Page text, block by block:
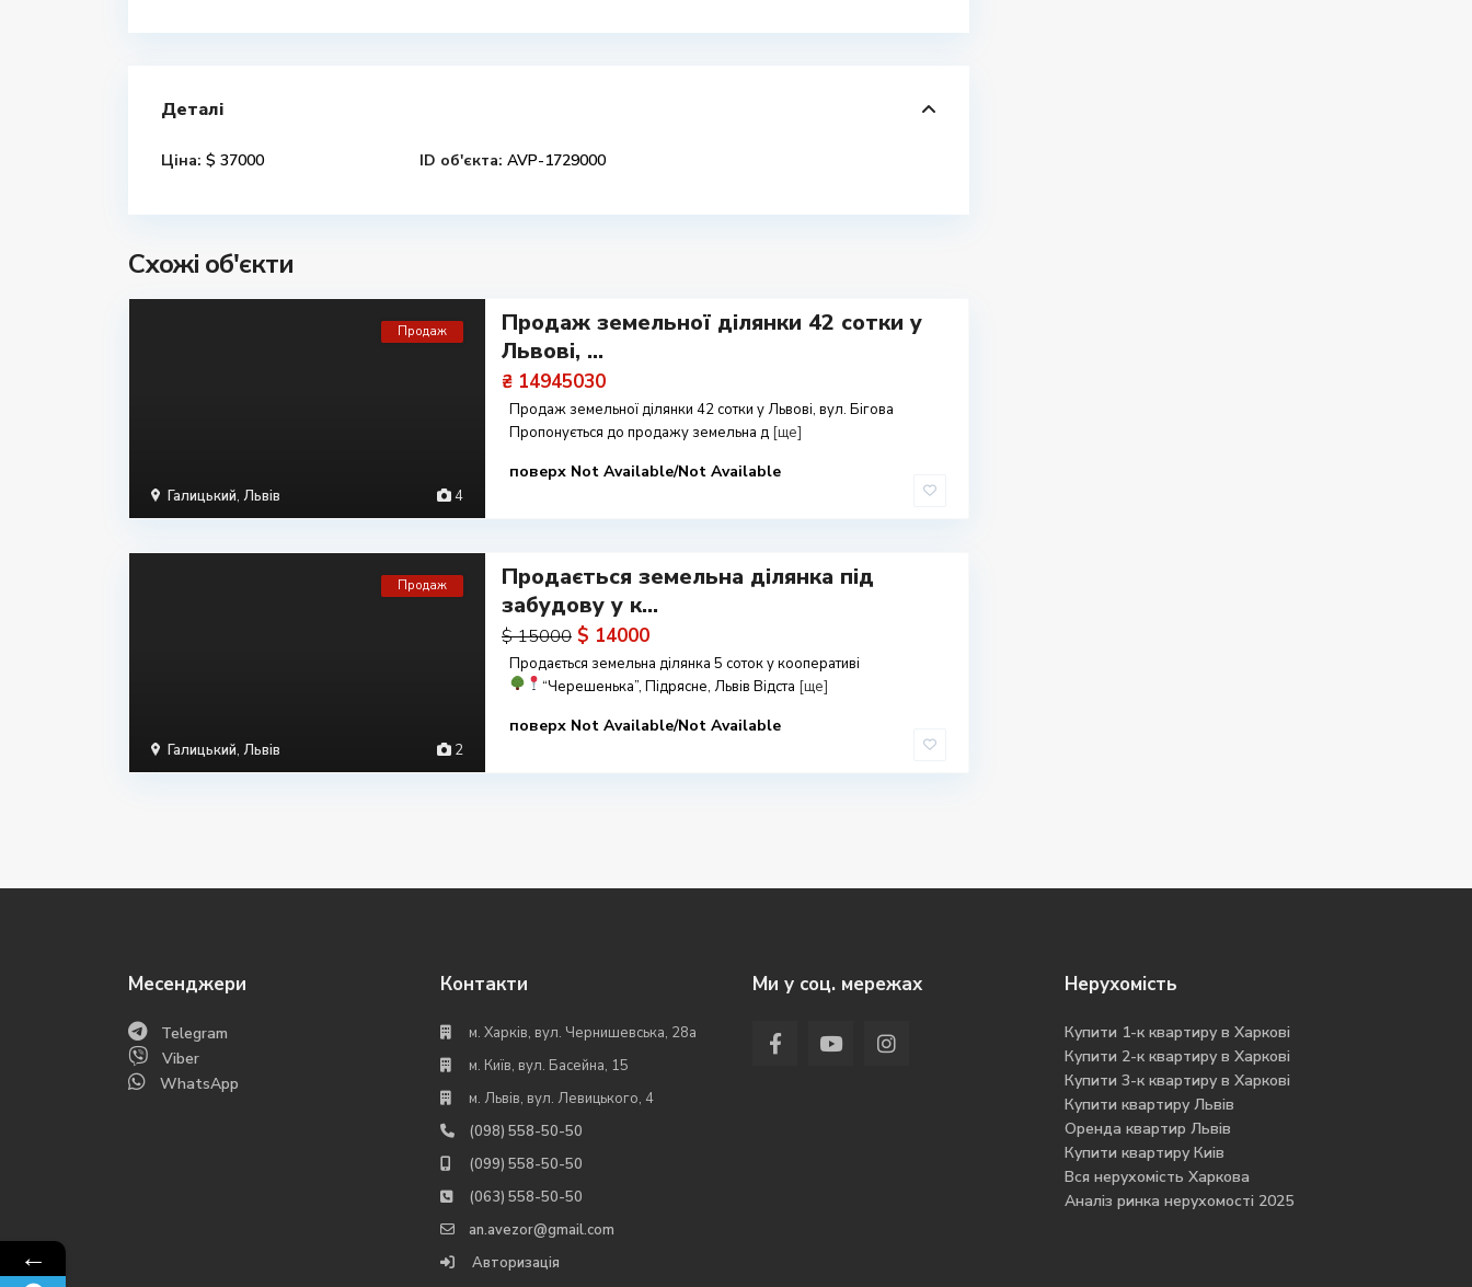
Деталі
Ціна: $ 37000 ID об'єкта: AVP-1729000
Схожі об'єкти
4
Галицький, Львів
Продаж
Продаж земельної ділянки 42 сотки у
Львові, ...
₴ 14945030
Продаж земельної ділянки 42 сотки у Львові, вул. Бігова
Пропонується до продажу земельна д [ще]
поверх Not Available/Not Available
2
Галицький, Львів
Продаж
Продається земельна ділянка під
забудову у к...
$ 15000 $ 14000
Продається земельна ділянка 5 соток у кооперативі
“Черешенька”, Підрясне, Львів Відста [ще]
поверх Not Available/Not Available
Месенджери
Telegram
Viber
WhatsApp
Контакти
м. Харків, вул. Чернишевська, 28а
м. Київ, вул. Басейна, 15
м. Львів, вул. Левицького, 4
(098) 558-50-50
(099) 558-50-50
(063) 558-50-50
an.avezor@gmail.com
Авторизація
Ми у соц. мережах Нерухомість
Купити 1-к квартиру в Харкові
Купити 2-к квартиру в Харкові
Купити 3-к квартиру в Харкові
Купити квартиру Львів
Оренда квартир Львів
Купити квартиру Киів
Вся нерухомість Харкова
Аналіз ринка нерухомості 2025
←